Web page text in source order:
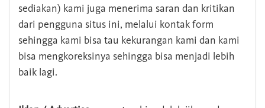
sediakan) kami juga menerima saran dan kritikan
dari pengguna situs ini, melalui kontak form
sehingga kami bisa tau kekurangan kami dan kami
bisa mengkoreksinya sehingga bisa menjadi lebih
baik lagi.